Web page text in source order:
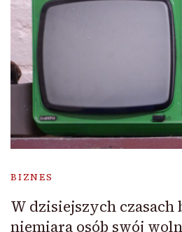
BIZNES
W dzisiejszych czasach
niemiara osób swój